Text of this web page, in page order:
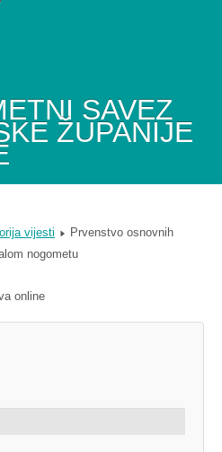
SAVEZ
ŽUPANIJE
vijesti
Prvenstvo osnovnih
nogometu
online